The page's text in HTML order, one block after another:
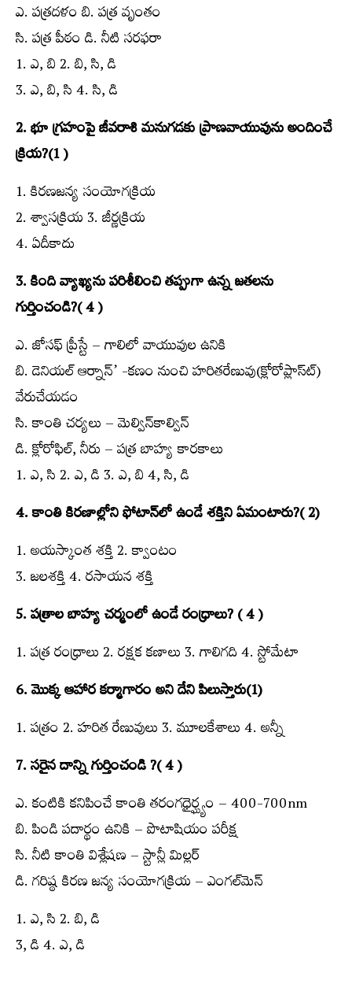
ఎ. పత్రదళం బి. పత్ర వృంతం
సి. పత్ర పీఠం డి. నీటి సరఫరా
1. ఎ, బి 2. బి, సి, డి
3. ఎ, బి, సి 4. సి, డి
2. భూ గ్రహంపై జీవరాశి మనుగడకు ప్రాణవాయువును అందించే
క్రియ?(1 )
1. కిరణజన్య సంయోగక్రియ
2. శ్వాసక్రియ 3. జీర్ణక్రియ
4. ఏదీకాదు
3. కింది వ్యాఖ్యను పరిశీలించి తప్పుగా ఉన్న జతలను
గుర్తించండి?( 4 )
ఎ. జోసఫ్‌ ప్రీస్టే – గాలిలో వాయువుల ఉనికి
బి. డెనియల్‌ ఆర్నాన్‌’ -కణం నుంచి హరితరేణువు(క్లోరోప్లాస్ట్‍)
వేరుచేయడం
సి. కాంతి చర్యలు – మెల్విన్‌కాల్విన్‌
డి. క్లోరోఫిల్‌, నీరు – పత్ర బాహ్య కారకాలు
1. ఎ, సి 2. ఎ, డి 3. ఎ, బి 4, సి, డి
4. కాంతి కిరణాల్లోని ఫోటాన్‌లో ఉండే శక్తిని ఏమంటారు?( 2)
1. అయస్కాంత శక్తి 2. క్వాంటం
3. జలశక్తి 4. రసాయన శక్తి
5. పత్రాల బాహ్య చర్మంలో ఉండే రంధ్రాలు? ( 4 )
1. పత్ర రంధ్రాలు 2. రక్షక కణాలు 3. గాలిగది 4. స్టోమేటా
6. మొక్క ఆహార కర్మాగారం అని దేని పిలుస్తారు(1)
1. పత్రం 2. హరిత రేణువులు 3. మూలకేశాలు 4. అన్నీ
7. సరైన దాన్ని గుర్తించండి ?( 4 )
ఎ. కంటికి కనిపించే కాంతి తరంగధైర్ఘ్యం – 400-700nm
బి. పిండి పదార్థం ఉనికి – పొటాషియం పరీక్ష
సి. నీటి కాంతి విశ్లేషణ – స్టాన్లీ మిల్లర్‌
డి. గరిష్ఠ కిరణ జన్య సంయోగక్రియ – ఎంగల్‌మెన్‌
1. ఎ, సి 2. బి, డి
3, డి 4. ఎ, డి